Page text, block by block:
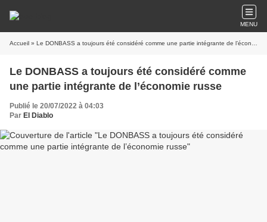
MENU
Accueil » Le DONBASS a toujours été considéré comme une partie intégrante de l’économie russe
Le DONBASS a toujours été considéré comme
une partie intégrante de l’économie russe
Publié le 20/07/2022 à 04:03
Par El Diablo